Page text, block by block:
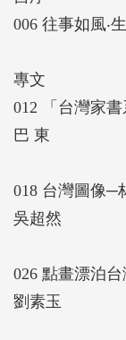
006 往事如風‧
專文
012 「台灣家
巴 東
018 台灣圖像─
吳超然
026 點畫漂泊
劉素玉